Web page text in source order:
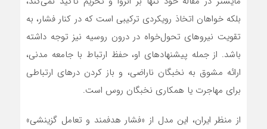
بلکه خواهان اتخاذ رویکردی ترکیبی است که در کنار فشار، به
تقویت نیروهای تحول‌خواه در درون روسیه نیز توجه داشته
باشد. از جمله پیشنهادهای او، حفظ ارتباط با جامعه مدنی،
ارائه مشوق به نخبگان ناراضی، و باز کردن درهای ارتباطی
برای مهاجرت یا همکاری نخبگان روس است.
از منظر ایران، این مدل از «فشار هدفمند و تعامل گزینشی»